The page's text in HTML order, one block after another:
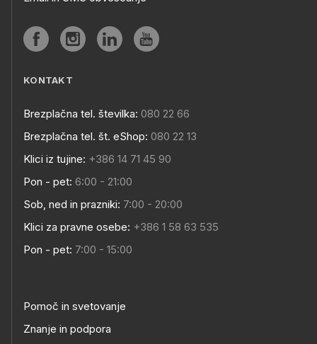
KONTAKT
Brezplačna tel. številka: 080 22 66
Brezplačna tel. št. eShop: 080 22 13
Klici iz tujine: +386 14 71 45 90
Pon - pet: 6:00 - 21:00
Sob, ned in prazniki: 7:00 - 20:00
Klici za pravne osebe: +386 1 58 63 535
Pon - pet: 7:00 - 15:00
Pomoč in svetovanje
Znanje in podpora